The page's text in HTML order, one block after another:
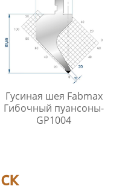
Гусиная шея Fabmax
Гибочный пуансоны-
GP1004